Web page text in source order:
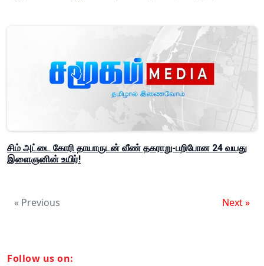
சிம் அட்டை கோரி தாயாருடன் வீண் தகராறு-பறிபோன 24 வயது
இளைஞனின் உயிர்!
« Previous Next »
Follow us on: